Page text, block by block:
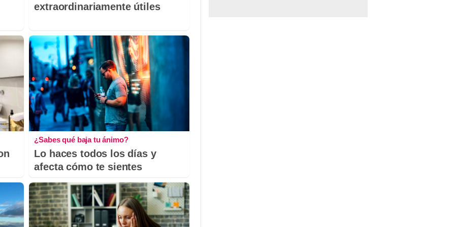
extraordinariamente útiles
¿Sabes qué baja tu ánimo?
Lo haces todos los días y
afecta cómo te sientes